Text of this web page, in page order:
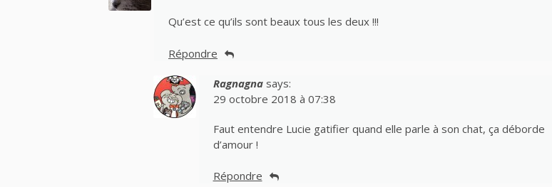
Qu’est ce qu’ils sont beaux tous les deux !!!
Répondre
Ragnagna says:
29 octobre 2018 à 07:38
Faut entendre Lucie gatifier quand elle parle à son chat, ça déborde
d’amour !
Répondre